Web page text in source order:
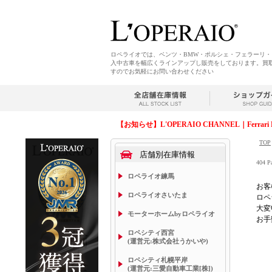
ロペライオでは、ベンツ・BMW・ポルシェ・フェラーリ
入中古車を幅広くラインアップし販売をしております。買
すのでお気軽にお問い合わせください
【お知らせ】L'OPERAIO CHANNEL｜Ferrari
TOP
404
お
ロ
大
お
店舗別在庫情報
ロペライオ練馬
ロペライオさいたま
モーターホームbyロペライオ
ロペシティ西宮
(運営元:株式会社うかいや)
ロペシティ札幌平岸
(運営元:三愛自動車工業[株])